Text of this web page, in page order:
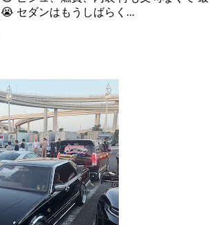
セダンはもうしばらく...